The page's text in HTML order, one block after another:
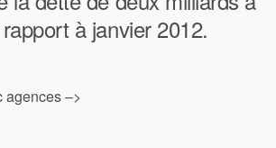
à janvier 2012.
agences–>